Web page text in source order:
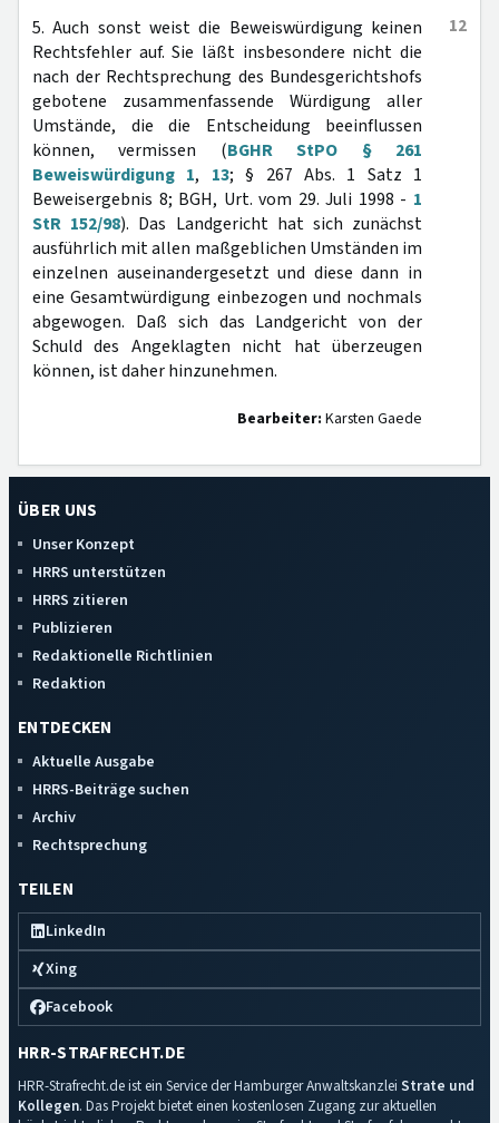
12
5. Auch sonst weist die Beweiswürdigung keinen
Rechtsfehler auf. Sie läßt insbesondere nicht die
nach der Rechtsprechung des Bundesgerichtshofs
gebotene zusammenfassende Würdigung aller
Umstände, die die Entscheidung beeinflussen
können, vermissen (BGHR StPO § 261
Beweiswürdigung 1, 13; § 267 Abs. 1 Satz 1
Beweisergebnis 8; BGH, Urt. vom 29. Juli 1998 - 1
StR 152/98). Das Landgericht hat sich zunächst
ausführlich mit allen maßgeblichen Umständen im
einzelnen auseinandergesetzt und diese dann in
eine Gesamtwürdigung einbezogen und nochmals
abgewogen. Daß sich das Landgericht von der
Schuld des Angeklagten nicht hat überzeugen
können, ist daher hinzunehmen.
Bearbeiter: Karsten Gaede
ÜBER UNS
Unser Konzept
HRRS unterstützen
HRRS zitieren
Publizieren
Redaktionelle Richtlinien
Redaktion
ENTDECKEN
Aktuelle Ausgabe
HRRS-Beiträge suchen
Archiv
Rechtsprechung
TEILEN
LinkedIn
Xing
Facebook
HRR-STRAFRECHT.DE
HRR-Strafrecht.de ist ein Service der Hamburger Anwaltskanzlei Strate und
Kollegen. Das Projekt bietet einen kostenlosen Zugang zur aktuellen